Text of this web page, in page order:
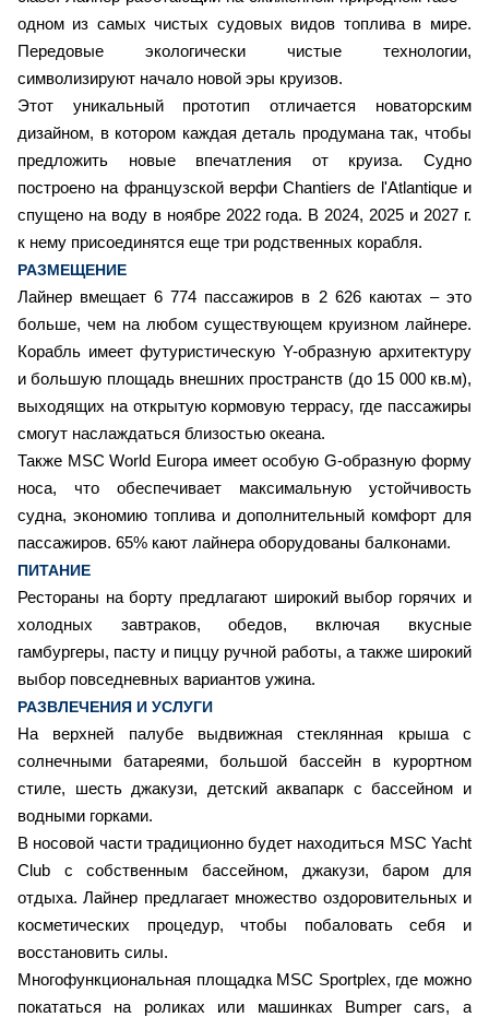
одном из самых чистых судовых видов топлива в мире.
Передовые экологически чистые технологии,
символизируют начало новой эры круизов.
Этот уникальный прототип отличается новаторским
дизайном, в котором каждая деталь продумана так, чтобы
предложить новые впечатления от круиза. Судно
построено на французской верфи Chantiers de l'Atlantique и
спущено на воду в ноябре 2022 года. В 2024, 2025 и 2027 г.
к нему присоединятся еще три родственных корабля.
РАЗМЕЩЕНИЕ
Лайнер вмещает 6 774 пассажиров в 2 626 каютах – это
больше, чем на любом существующем круизном лайнере.
Корабль имеет футуристическую Y-образную архитектуру
и большую площадь внешних пространств (до 15 000 кв.м),
выходящих на открытую кормовую террасу, где пассажиры
смогут наслаждаться близостью океана.
Также MSC World Europa имеет особую G-образную форму
носа, что обеспечивает максимальную устойчивость
судна, экономию топлива и дополнительный комфорт для
пассажиров. 65% кают лайнера оборудованы балконами.
ПИТАНИЕ
Рестораны на борту предлагают широкий выбор горячих и
холодных завтраков, обедов, включая вкусные
гамбургеры, пасту и пиццу ручной работы, а также широкий
выбор повседневных вариантов ужина.
РАЗВЛЕЧЕНИЯ И УСЛУГИ
На верхней палубе выдвижная стеклянная крыша с
солнечными батареями, большой бассейн в курортном
стиле, шесть джакузи, детский аквапарк с бассейном и
водными горками.
В носовой части традиционно будет находиться MSC Yacht
Club с собственным бассейном, джакузи, баром для
отдыха. Лайнер предлагает множество оздоровительных и
косметических процедур, чтобы побаловать себя и
восстановить силы.
Многофункциональная площадка MSC Sportplex, где можно
покататься на роликах или машинках Bumper cars, а